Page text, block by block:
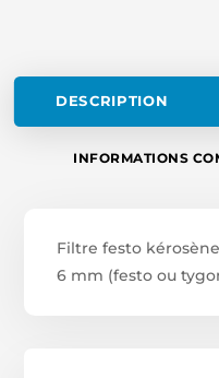
DESCRIPTION
INFORMATIONS
Filtre festo
6 mm (festo ou